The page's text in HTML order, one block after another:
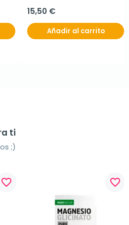
15,50 €
Añadir al carrito
ti
;)
favorite_border favorite_border